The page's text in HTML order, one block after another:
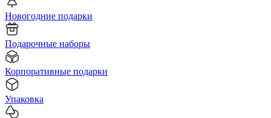
Новогодние подарки
Подарочные наборы
Корпоративные подарки
Упаковка